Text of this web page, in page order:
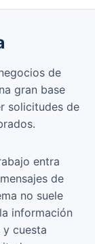
de
gran base
solicitudes de
entra
de
no suele
información
cuesta